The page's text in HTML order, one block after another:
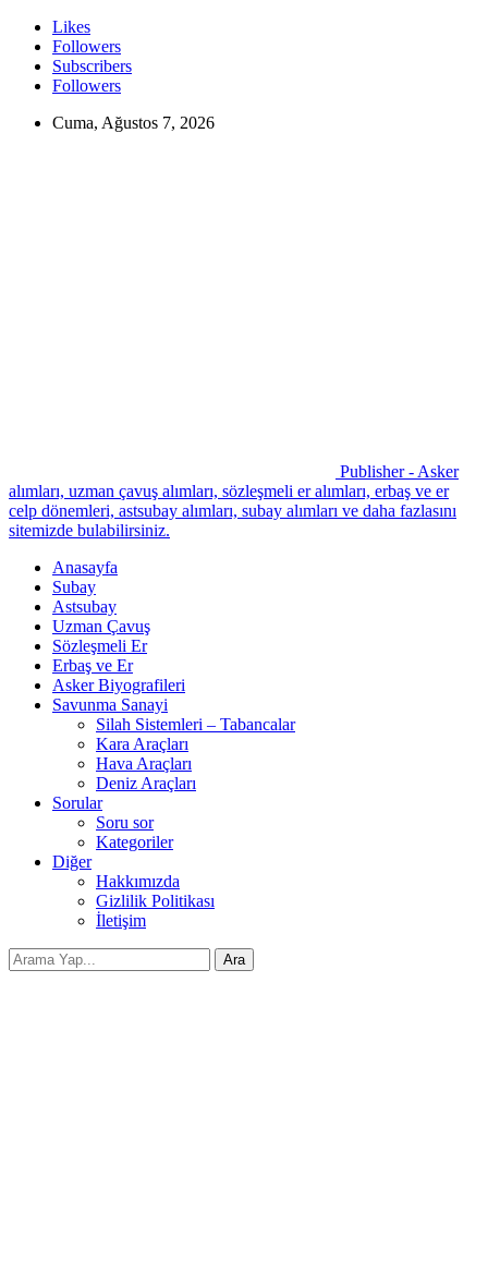
Likes
Followers
Subscribers
Followers
Cuma, Ağustos 7, 2026
Publisher - Asker
alımları, uzman çavuş alımları, sözleşmeli er alımları, erbaş ve er
celp dönemleri, astsubay alımları, subay alımları ve daha fazlasını
sitemizde bulabilirsiniz.
Anasayfa
Subay
Astsubay
Uzman Çavuş
Sözleşmeli Er
Erbaş ve Er
Asker Biyografileri
Savunma Sanayi
Silah Sistemleri – Tabancalar
Kara Araçları
Hava Araçları
Deniz Araçları
Sorular
Soru sor
Kategoriler
Diğer
Hakkımızda
Gizlilik Politikası
İletişim